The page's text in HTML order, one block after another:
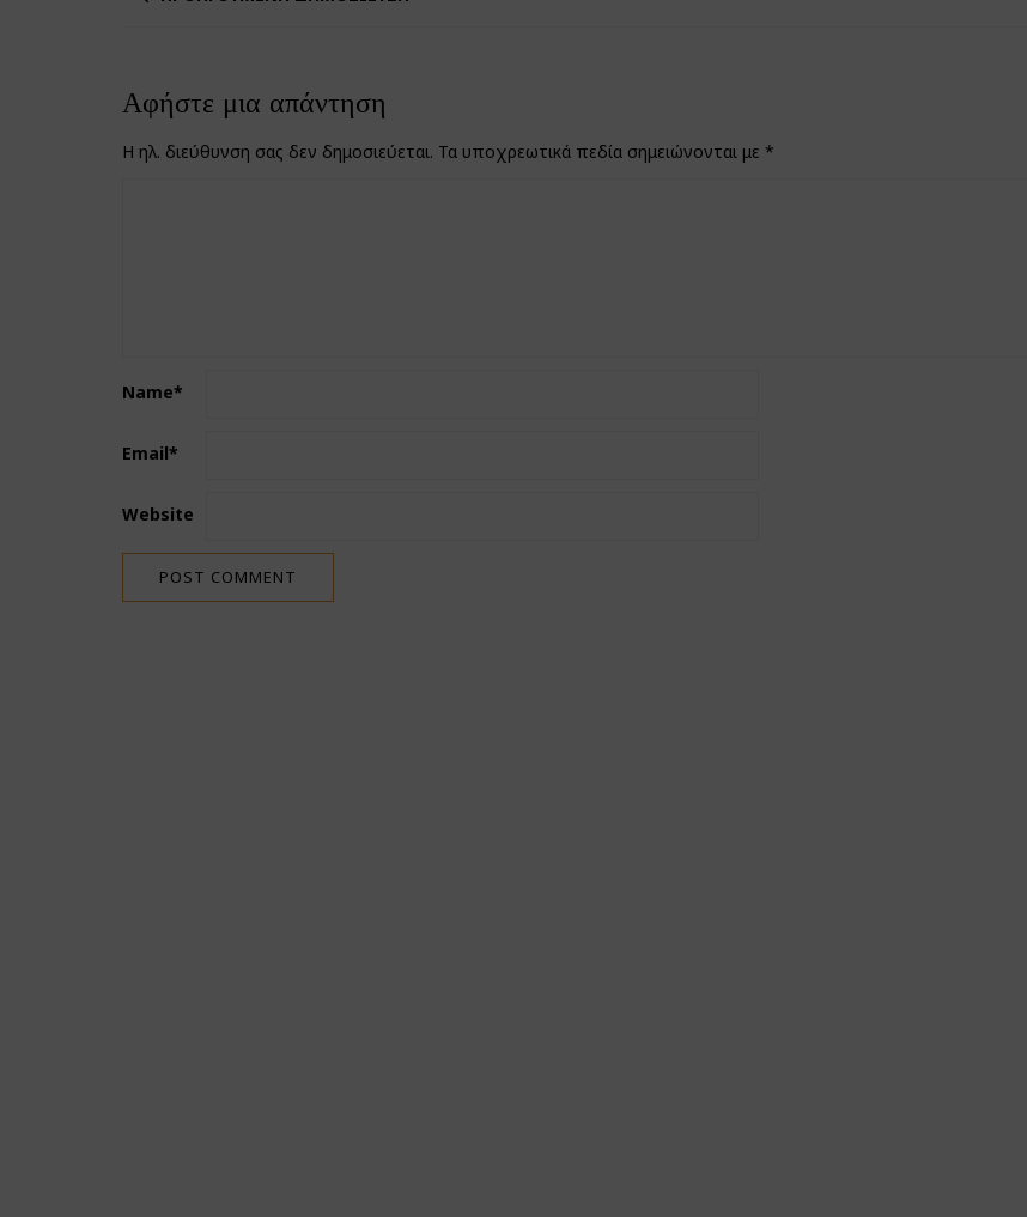
Αφήστε μια απάντηση
Η ηλ. διεύθυνση σας δεν δημοσιεύεται. Τα υποχρεωτικά πεδία σημειώνονται με *
Name*
Email*
Website